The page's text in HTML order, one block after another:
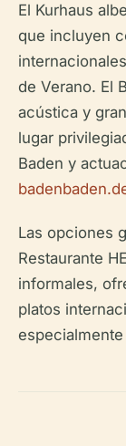
El Kurhaus
que incluyen
de Verano. El
acústica y
lugar
Baden y
Las opciones
Restaurante
informales,
platos